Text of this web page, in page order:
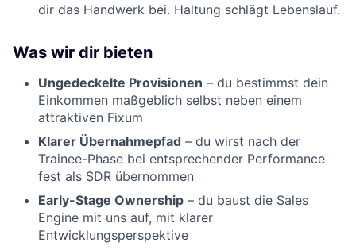
dir das Handwerk bei. Haltung schlägt Lebenslauf.
Was wir dir bieten
Ungedeckelte Provisionen – du bestimmst dein
Einkommen maßgeblich selbst neben einem
attraktiven Fixum
Klarer Übernahmepfad – du wirst nach der
Trainee-Phase bei entsprechender Performance
fest als SDR übernommen
Early-Stage Ownership – du baust die Sales
Engine mit uns auf, mit klarer
Entwicklungsperspektive